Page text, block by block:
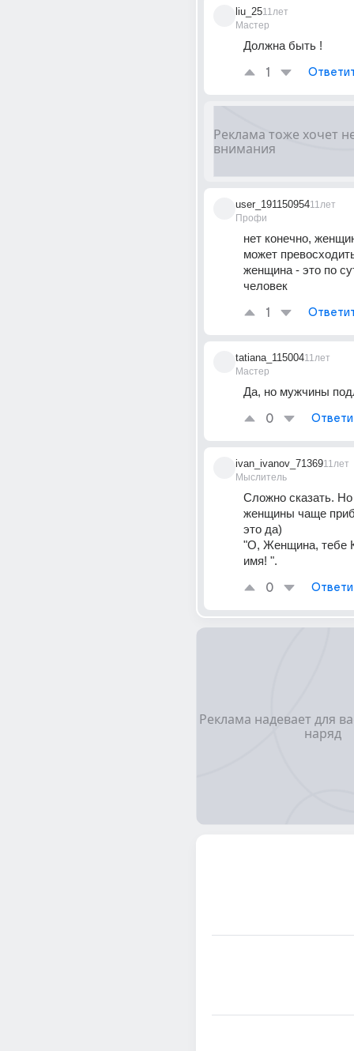
liu_25
Мастер
11лет
Должна быть !
1
user_191150954
Профи
11лет
нет конечно,
может
женщина - это по
человек
1
tatiana_115004
Мастер
11лет
Да, но мужчины
0
ivan_ivanov_71369
Мыслитель
11лет
Сложно сказать. Но
женщины чаще
это да)
"О, Женщина, тебе
имя! ".
0